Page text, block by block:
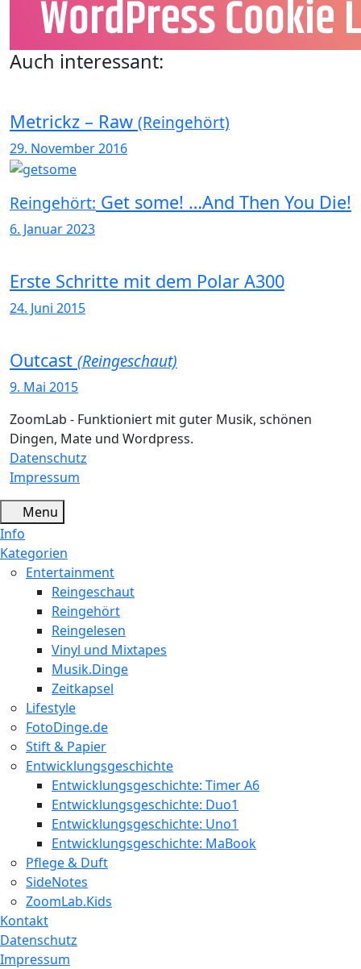
Auch interessant:
Metrickz – Raw (Reingehört)
29. November 2016
Reingehört: Get some! …And Then You Die!
6. Januar 2023
Erste Schritte mit dem Polar A300
24. Juni 2015
Outcast (Reingeschaut)
9. Mai 2015
ZoomLab - Funktioniert mit guter Musik, schönen
Dingen, Mate und Wordpress.
Datenschutz
Impressum
Menu
Info
Kategorien
Entertainment
Reingeschaut
Reingehört
Reingelesen
Vinyl und Mixtapes
Musik.Dinge
Zeitkapsel
Lifestyle
FotoDinge.de
Stift & Papier
Entwicklungsgeschichte
Entwicklungsgeschichte: Timer A6
Entwicklungsgeschichte: Duo1
Entwicklungsgeschichte: Uno1
Entwicklungsgeschichte: MaBook
Pflege & Duft
SideNotes
ZoomLab.Kids
Kontakt
Datenschutz
Impressum